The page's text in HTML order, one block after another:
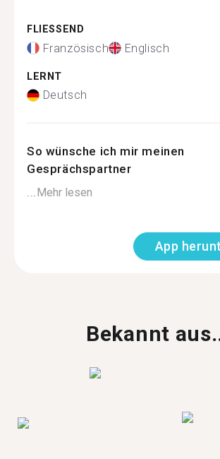
FLIESSEND
Französisch Englisch
LERNT
Deutsch
So wünsche ich mir meinen
Gesprächspartner
...Mehr lesen
App
Bekannt